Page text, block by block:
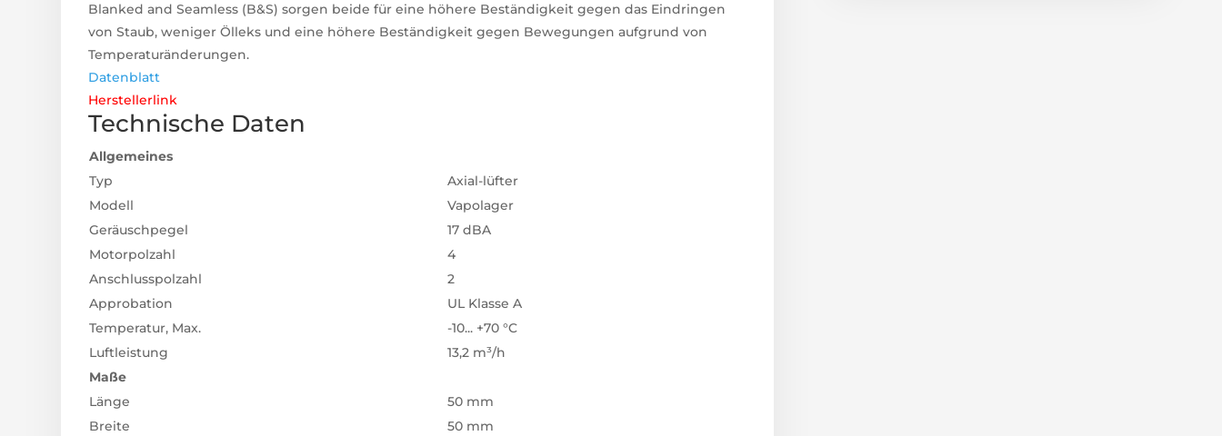
Blanked and Seamless (B&S) sorgen beide für eine höhere Beständigkeit gegen das Eindringen
von Staub, weniger Ölleks und eine höhere Beständigkeit gegen Bewegungen aufgrund von
Temperaturänderungen.
Datenblatt
Herstellerlink
Technische Daten
Allgemeines
Typ
Axial-lüfter
Modell
Vapolager
Geräuschpegel
17 dBA
Motorpolzahl
4
Anschlusspolzahl
2
Approbation
UL Klasse A
Temperatur, Max.
-10... +70 °C
Luftleistung
13,2 m³/h
Maße
Länge
50 mm
Breite
50 mm